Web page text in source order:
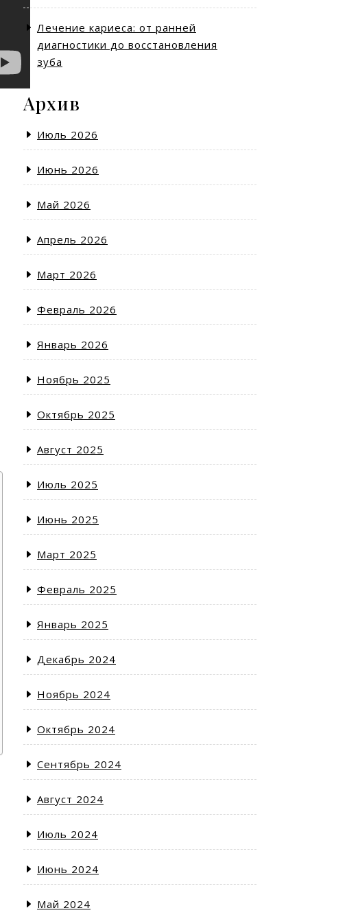
Лечение кариеса: от ранней
диагностики до восстановления
зуба
Архив
Июль 2026
Июнь 2026
Май 2026
Апрель 2026
Март 2026
Февраль 2026
Январь 2026
Ноябрь 2025
Октябрь 2025
Август 2025
Июль 2025
Июнь 2025
Март 2025
Февраль 2025
Январь 2025
Декабрь 2024
Ноябрь 2024
Октябрь 2024
Сентябрь 2024
Август 2024
Июль 2024
Июнь 2024
Май 2024